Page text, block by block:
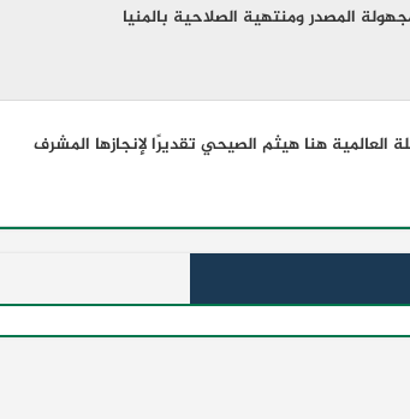
هنا هيثم الصيحي تقديرًا لإنجازها المشرف